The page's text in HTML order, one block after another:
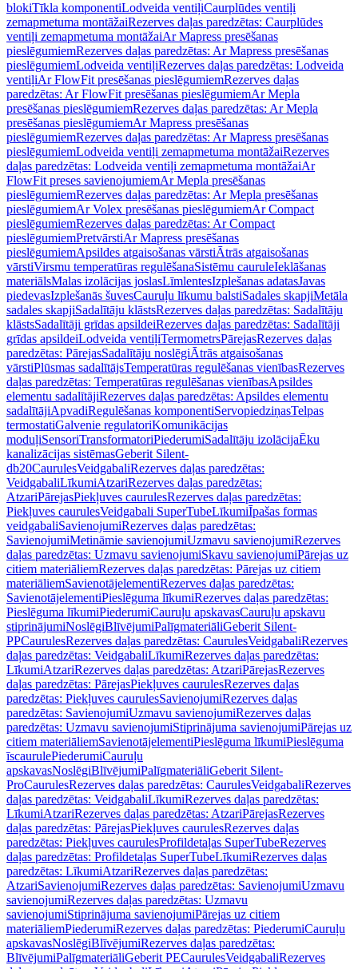
blokiTīkla komponentiLodveida ventiļiCaurplūdes ventiļi
zemapmetuma montāžaiRezerves daļas paredzētas: Caurplūdes
ventiļi zemapmetuma montāžaiAr Mapress presēšanas
pieslēgumiemRezerves daļas paredzētas: Ar Mapress presēšanas
pieslēgumiemLodveida ventiļiRezerves daļas paredzētas: Lodveida
ventiļiAr FlowFit presēšanas pieslēgumiemRezerves daļas
paredzētas: Ar FlowFit presēšanas pieslēgumiemAr Mepla
presēšanas pieslēgumiemRezerves daļas paredzētas: Ar Mepla
presēšanas pieslēgumiemAr Mapress presēšanas
pieslēgumiemRezerves daļas paredzētas: Ar Mapress presēšanas
pieslēgumiemLodveida ventiļi zemapmetuma montāžaiRezerves
daļas paredzētas: Lodveida ventiļi zemapmetuma montāžaiAr
FlowFit preses savienojumiemAr Mepla presēšanas
pieslēgumiemRezerves daļas paredzētas: Ar Mepla presēšanas
pieslēgumiemAr Volex presēšanas pieslēgumiemAr Compact
pieslēgumiemRezerves daļas paredzētas: Ar Compact
pieslēgumiemPretvārstiAr Mapress presēšanas
pieslēgumiemApsildes atgaisošanas vārstiĀtrās atgaisošanas
vārstiVirsmu temperatūras regulēšanaSistēmu cauruleIeklāšanas
materiālsMalas izolācijas joslasLīmlentesIzplešanas adatasJavas
piedevasIzplešanās šuvesCauruļu līkumu balstiSadales skapjiMetāla
sadales skapjiSadalītāju klāstsRezerves daļas paredzētas: Sadalītāju
klāstsSadalītāji grīdas apsildeiRezerves daļas paredzētas: Sadalītāji
grīdas apsildeiLodveida ventiļiTermometrsPārejasRezerves daļas
paredzētas: PārejasSadalītāju noslēgiĀtrās atgaisošanas
vārstiPlūsmas sadalītājsTemperatūras regulēšanas vienībasRezerves
daļas paredzētas: Temperatūras regulēšanas vienībasApsildes
elementu sadalītājiRezerves daļas paredzētas: Apsildes elementu
sadalītājiApvadiRegulēšanas komponentiServopiedziņasTelpas
termostatiGalvenie regulatoriKomunikācijas
moduļiSensoriTransformatoriPiederumiSadalītāju izolācijaĒku
kanalizācijas sistēmasGeberit Silent-
db20CaurulesVeidgabaliRezerves daļas paredzētas:
VeidgabaliLīkumiAtzariRezerves daļas paredzētas:
AtzariPārejasPiekļuves caurulesRezerves daļas paredzētas:
Piekļuves caurulesVeidgabali SuperTubeLīkumiĪpašas formas
veidgabaliSavienojumiRezerves daļas paredzētas:
SavienojumiMetināmie savienojumiUzmavu savienojumiRezerves
daļas paredzētas: Uzmavu savienojumiSkavu savienojumiPārejas uz
citiem materiāliemRezerves daļas paredzētas: Pārejas uz citiem
materiāliemSavienotājelementiRezerves daļas paredzētas:
SavienotājelementiPieslēguma līkumiRezerves daļas paredzētas:
Pieslēguma līkumiPiederumiCauruļu apskavasCauruļu apskavu
stiprinājumiNoslēgiBlīvējumiPalīgmateriāliGeberit Silent-
PPCaurulesRezerves daļas paredzētas: CaurulesVeidgabaliRezerves
daļas paredzētas: VeidgabaliLīkumiRezerves daļas paredzētas:
LīkumiAtzariRezerves daļas paredzētas: AtzariPārejasRezerves
daļas paredzētas: PārejasPiekļuves caurulesRezerves daļas
paredzētas: Piekļuves caurulesSavienojumiRezerves daļas
paredzētas: SavienojumiUzmavu savienojumiRezerves daļas
paredzētas: Uzmavu savienojumiStiprinājuma savienojumiPārejas uz
citiem materiāliemSavienotājelementiPieslēguma līkumiPieslēguma
īscaurulePiederumiCauruļu
apskavasNoslēgiBlīvējumiPalīgmateriāliGeberit Silent-
ProCaurulesRezerves daļas paredzētas: CaurulesVeidgabaliRezerves
daļas paredzētas: VeidgabaliLīkumiRezerves daļas paredzētas:
LīkumiAtzariRezerves daļas paredzētas: AtzariPārejasRezerves
daļas paredzētas: PārejasPiekļuves caurulesRezerves daļas
paredzētas: Piekļuves caurulesProfildetaļas SuperTubeRezerves
daļas paredzētas: Profildetaļas SuperTubeLīkumiRezerves daļas
paredzētas: LīkumiAtzariRezerves daļas paredzētas:
AtzariSavienojumiRezerves daļas paredzētas: SavienojumiUzmavu
savienojumiRezerves daļas paredzētas: Uzmavu
savienojumiStiprinājuma savienojumiPārejas uz citiem
materiāliemPiederumiRezerves daļas paredzētas: PiederumiCauruļu
apskavasNoslēgiBlīvējumiRezerves daļas paredzētas:
BlīvējumiPalīgmateriāliGeberit PECaurulesVeidgabaliRezerves